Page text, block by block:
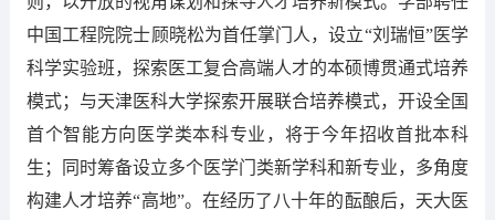
中国工程院院士顾晓松为首任掌门人，设立“刘瑞恒”医学
科学实验班，探索医工复合高端人才的本硕博贯通式培养
模式；与天津医科大学探索开展联合培养模式，开设全国
首个智能方向医学类本科专业，将于今年招收首批本科
生；同时筹备设立多个医学门类新学科和新专业，多角度
构建人才培养“高地”。在经历了八十年的酝酿后，天大医